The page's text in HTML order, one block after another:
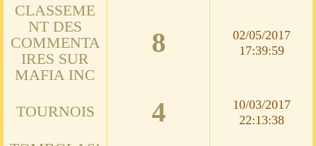
CLASSEME
NT DES
COMMENTA
IRES SUR
MAFIA INC
8
02/05/2017
17:39:59
TOURNOIS 4
10/03/2017
22:13:38